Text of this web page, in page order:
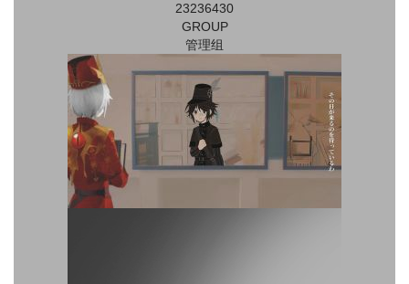
23236430
GROUP
管理组